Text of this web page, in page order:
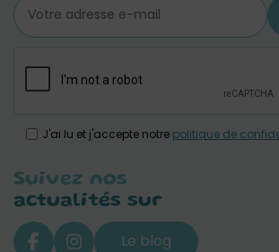
J'ai lu et j'accepte notre politique de
Suivez nos
actualités sur
Le blog